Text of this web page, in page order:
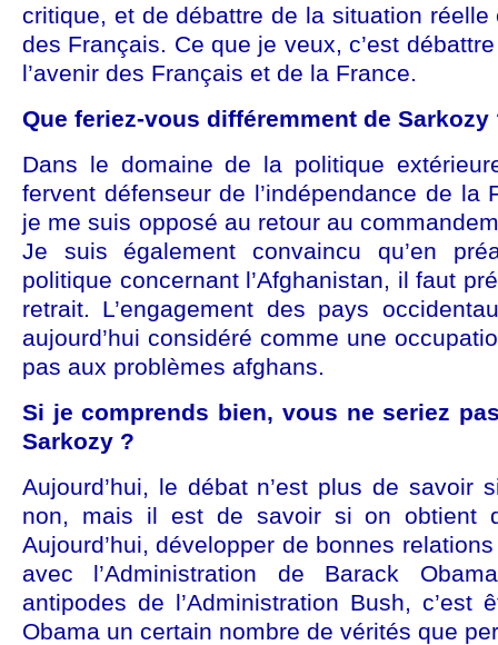
critique, et de débattre de la situation
des Français. Ce que je veux, c’est
l’avenir des Français et de la France.
Que feriez-vous différemment de Sarkozy
Dans le domaine de la politique
fervent défenseur de l’indépendance de la
je me suis opposé au retour au
Je suis également convaincu qu’en
politique concernant l’Afghanistan, il faut
retrait. L’engagement des pays
aujourd’hui considéré comme une
pas aux problèmes afghans.
Si je comprends bien, vous ne seriez
Sarkozy ?
Aujourd’hui, le débat n’est plus de savoir
non, mais il est de savoir si on obtient
Aujourd’hui, développer de bonnes
avec l’Administration de Barack
antipodes de l’Administration Bush, c’est
Obama un certain nombre de vérités que